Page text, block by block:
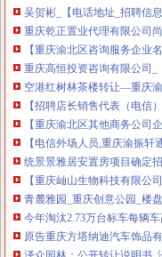
重庆乾正置业代理有限公司
【重庆渝北区咨询服务企业名
重庆高恒投资咨询有限公司
空港红树林茶楼转让—重庆渝
【招聘店长销售代表（电信
【重庆渝北区其他商务公司
【电信外场人员,重庆渝振
统景景雅居安置房项目确定
【重庆屾山生物科技有限公
青麓雅园_重庆创意公园_楼
今年淘汰2.73万台标车每辆
原告重庆方塔纳迪汽车饰品
泽众园林：公开转让说明书_
重庆出台2016年至2017年主